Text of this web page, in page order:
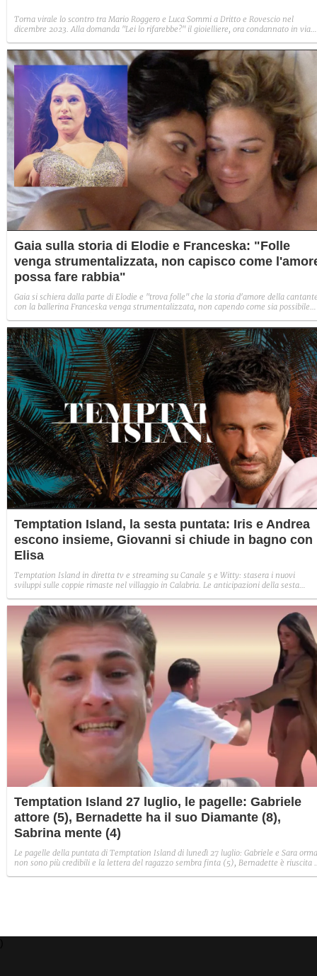
Torna virale lo scontro tra Mario Roggero e Luca Sommi a Dritto e Rovescio nel
dicembre 2023. Alla domanda "Lei lo rifarebbe?" il gioielliere, ora condannato in via
Gaia sulla storia di Elodie e Franceska: "Folle
venga strumentalizzata, non capisco come
possa fare rabbia"
Gaia si schiera dalla parte di Elodie e "trova folle" che la storia d'amore della
con la ballerina Franceska venga strumentalizzata, non capendo come sia possibile
Temptation Island, la sesta puntata: Iris e Andrea
escono insieme, Giovanni si chiude in bagno con
Elisa
Temptation Island in diretta tv e streaming su Canale 5 e Witty: stasera i nuovi
sviluppi sulle coppie rimaste nel villaggio in Calabria. Le anticipazioni della sesta
Sabrina rifiuta il falò con Giovanni e si avvicina a Lory.
Temptation Island 27 luglio, le pagelle: Gabriele
attore (5), Bernadette ha il suo Diamante (8),
Sabrina mente (4)
Le pagelle della puntata di Temptation Island di lunedì 27 luglio: Gabriele e Sara
non sono più credibili e la lettera del ragazzo sembra finta (5), Bernadette è riuscita